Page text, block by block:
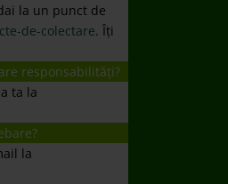
la un punct de
de-colectare. Îți
responsabilități?
ta la
la